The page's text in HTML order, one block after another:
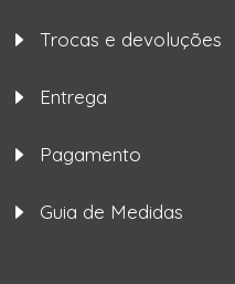
Trocas e devoluções
Entrega
Pagamento
Guia de Medidas